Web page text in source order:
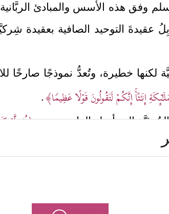
وفق هذه الأسس والمبادئ
عقيدةَ التوحيد الصافية بعقيدة
لكنها خطيرة، وتُعدُّ نموذجًا صارخًا
إِنَـٰثًاۚ إِنَّكُمۡ لَتَقُولُونَ قَوۡلًا عَظِیمࣰا﴾ .
إلى أصل الداء عندهم﴿قُل لَّوۡ
في سلطانه، كما يفعل ملوك